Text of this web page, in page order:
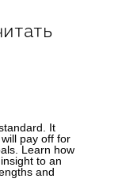
It
pay off for
Learn how
to an
and